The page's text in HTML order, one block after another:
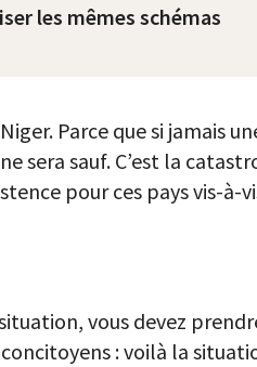
les mêmes schémas
Parce que si jamais
sera sauf. C’est la
pour ces pays vis-à-
vous devez
: voilà la